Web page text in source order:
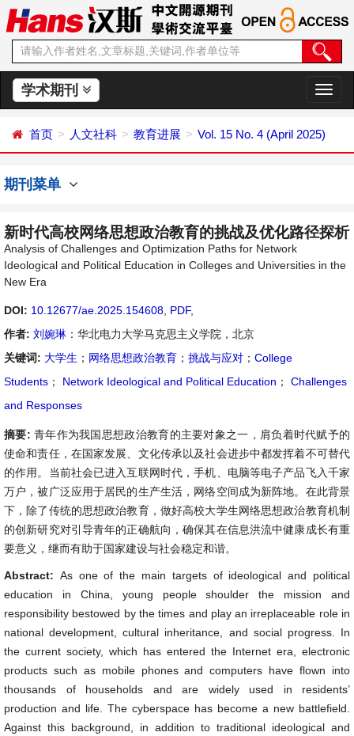
学术期刊
切
换
航
首页 人文社科 教育进展 Vol. 15 No. 4 (April 2025)
期刊菜单
新时代高校网络思想政治教育的挑战及优化路径探析
Analysis of Challenges and Optimization Paths for Network
Ideological and Political Education in Colleges and Universities in the
New Era
DOI: 10.12677/ae.2025.154608 PDF,
作者: 刘婉琳 ：华北电力大学马克思主义学院，北京
关键词: 大学生 ； 网络思想政治教育 ； 挑战与应对 ； College
Students ； Network Ideological and Political Education ；
Challenges
and Responses
摘要: 青年作为我国思想政治教育的主要对象之一，肩负着时代赋予的
使命和责任，在国家发展、文化传承以及社会进步中都发挥着不可替代
的作用。当前社会已进入互联网时代，手机、电脑等电子产品飞入千家
万户，被广泛应用于居民的生产生活，网络空间成为新阵地。在此背景
下，除了传统的思想政治教育，做好高校大学生网络思想政治教育机制
的创新研究对引导青年的正确航向，确保其在信息洪流中健康成长有重
要意义，继而有助于国家建设与社会稳定和谐。
Abstract: As one of the main targets of ideological and political
education in China, young people shoulder the mission and
responsibility bestowed by the times and play an irreplaceable role in
national development, cultural inheritance, and social progress. In
the current society, which has entered the Internet era, electronic
products such as mobile phones and computers have flown into
thousands of households and are widely used in residents’
production and life. The cyberspace has become a new battlefield.
Against this background, in addition to traditional ideological and